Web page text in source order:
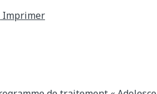
Imprimer